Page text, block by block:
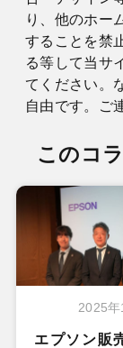
り、他のホー
することを禁
る等して当サ
てください。
自由です。ご
このコ
2025年
エプソン販